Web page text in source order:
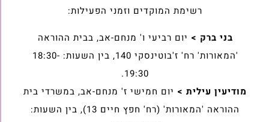
רשימת המוקדים וזמני הפעילות:
בני ברק > יום רביעי ו' מנחם-אב, בבית ההוראה
'המאורות' רח' ז'בוטינסקי 140, בין השעות: 18:30-
19:30.
מודיעין עילית > יום חמישי ז' מנחם-אב, במשרדי בית
ההוראה 'המאורות' (רח' חפץ חיים 13), בין השעות: